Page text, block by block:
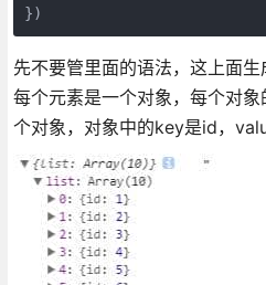
})
先不要管里面的语法，这上面
每个元素是一个对象，每个对
个对象，对象中的key是id，